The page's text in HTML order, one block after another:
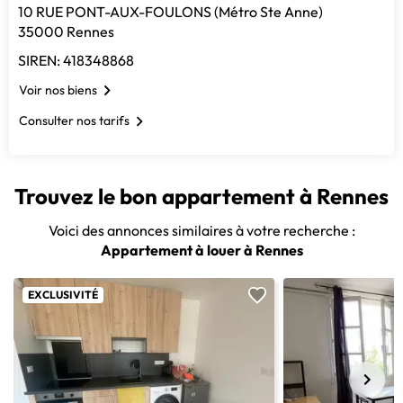
10 RUE PONT-AUX-FOULONS (Métro Ste Anne)
35000 Rennes
SIREN: 418348868
Voir nos biens
Consulter nos tarifs
Trouvez le bon appartement à Rennes
Voici des annonces similaires à votre recherche :
Appartement à louer à Rennes
EXCLUSIVITÉ